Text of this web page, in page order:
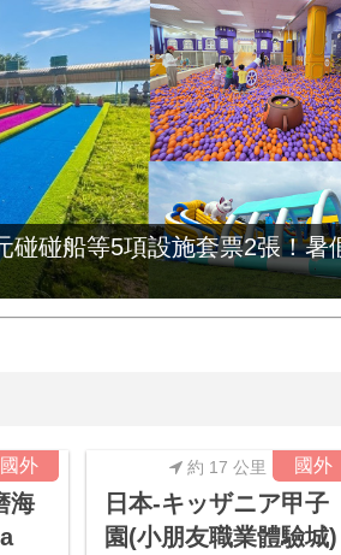
碰船等5項設施套票2張！暑
國外
海
國外
約 17 公里
日本-キッザニア甲子
園(小朋友職業體驗城)